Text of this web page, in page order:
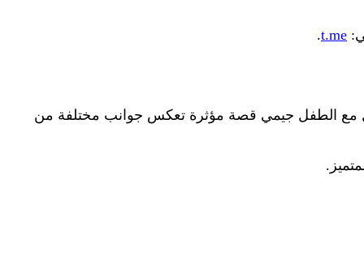
t.me
.
انجل مع الطفل جيمي قصة مؤثرة تعكس جوانب مختلفة من